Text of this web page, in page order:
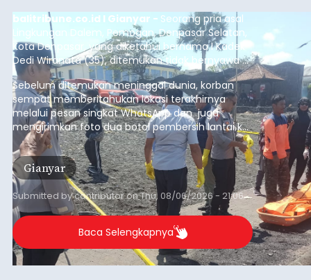
balitribune.co.id I Gianyar - Seorang pria asal
Lingkungan Dalem, Pemogan, Denpasar Selatan,
Kota Denpasar, yang diketahui bernama I Kadek
Dedi Wiranata (35), ditemukan tidak bernyawa di
pesisir Pantai Purnama, Sukawati.
Sebelum ditemukan meninggal dunia, korban
sempat memberitahukan lokasi terakhirnya
melalui pesan singkat WhatsApp dan juga
mengirimkan foto dua botol pembersih lantai ke
istrinya.
Gianyar
Submitted bycontributoronThu, 08/06/2026 - 21:06
Baca Selengkapnya